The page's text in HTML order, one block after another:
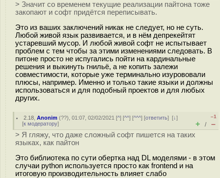
> Значит со временем текущие реализации пайтона тоже
закопают и софт придётся переписывать.
Это из ваших заключений никак не следует, но не суть.
Любой живой язык развивается, и в нём депрекейтят
устаревший мусор. И любой живой софт не испытывает
проблем с тем чтобы за этими изменениями следовать. В
питоне просто не испугались пойти на кардинальные
решения и выкинуть гнильё, а не копить залежи
совместимости, которые уже терминально изурововали
плюсы, например. Именно и только такие языки и должны
использоваться и для подобный проектов и для любых
других.
2.18 ,Anonim (??), 01:07, 02/02/2021 [^] [^^] [^^^] [ответить][↓]
[к модератору]
–1
+ / –
> Я гляжу, что даже сложный софт пишется на таких
языках, как пайтон
Это библиотека по сути обертка над DL моделями - в этом
случаи python используется просто как frontend и на
итоговую производительность влияет слабо